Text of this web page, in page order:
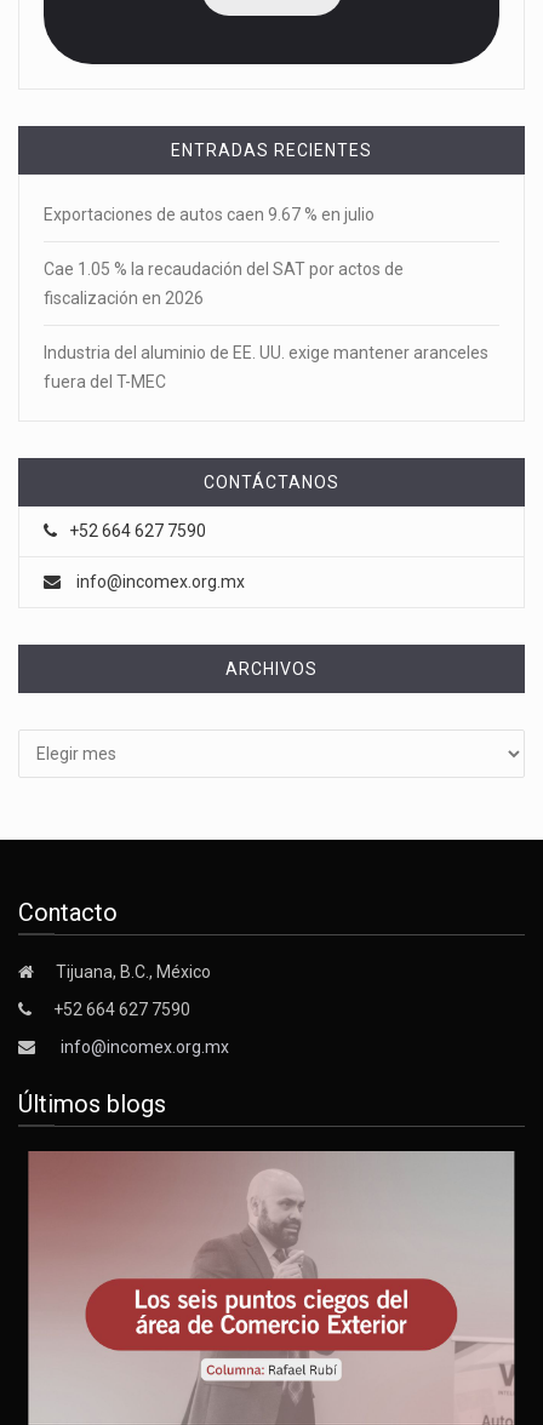
ENTRADAS RECIENTES
Exportaciones de autos caen 9.67 % en julio
Cae 1.05 % la recaudación del SAT por actos de
fiscalización en 2026
Industria del aluminio de EE. UU. exige mantener aranceles
fuera del T-MEC
CONTÁCTANOS
+52 664 627 7590
info@incomex.org.mx
ARCHIVOS
Contacto
Tijuana, B.C., México
+52 664 627 7590
info@incomex.org.mx
Últimos blogs